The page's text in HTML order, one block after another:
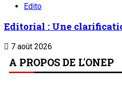
Edito
Editorial : Une
7 août 2026
A PROPOS DE L'ONEP